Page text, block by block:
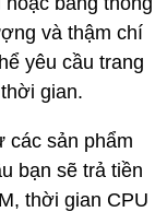
và thậm chí
yêu cầu trang
gian.
các sản phẩm
bạn sẽ trả tiền
thời gian CPU